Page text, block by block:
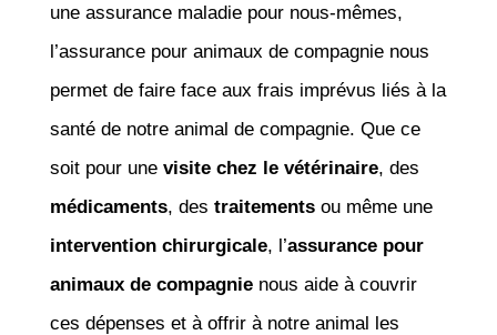
une assurance maladie pour nous-mêmes,
l’assurance pour animaux de compagnie nous
permet de faire face aux frais imprévus liés à la
santé de notre animal de compagnie. Que ce
soit pour une visite chez le vétérinaire, des
médicaments, des traitementsou même une
intervention chirurgicale, l’assurance pour
animaux de compagnienous aide à couvrir
ces dépenses et à offrir à notre animal les